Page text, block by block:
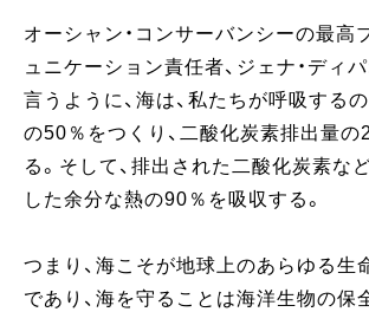
オーシャン・コンサーバンシーの最高
ュニケーション責任者、ジェナ・ディ
言うように、海は、私たちが呼吸する
の50％をつくり、二酸化炭素排出量の
る。そして、排出された二酸化炭素な
した余分な熱の90％を吸収する。
つまり、海こそが地球上のあらゆる生
であり、海を守ることは海洋生物の保